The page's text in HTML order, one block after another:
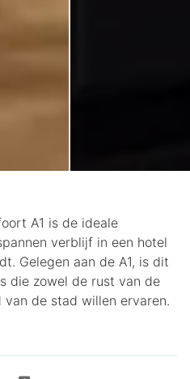
A1 is de ideale
verblijf in een hotel
Gelegen aan de A1, is dit
die zowel de rust van de
de stad willen ervaren.